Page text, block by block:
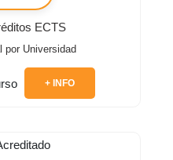
ECTS
por Universidad
+ INFO